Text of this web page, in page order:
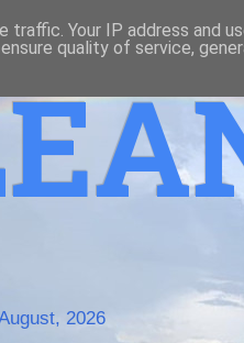
2026
Your IP address and
quality of service,